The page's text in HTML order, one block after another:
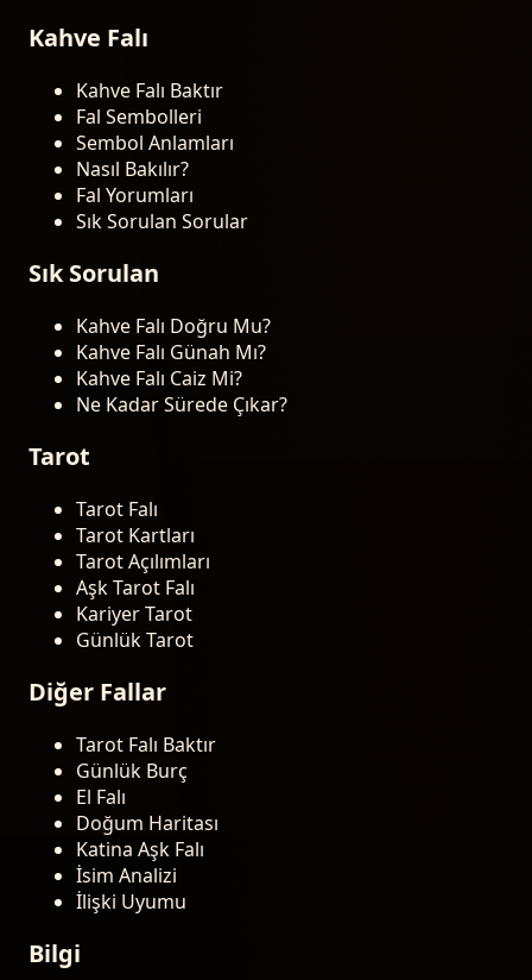
Kahve Falı
Kahve Falı Baktır
Fal Sembolleri
Sembol Anlamları
Nasıl Bakılır?
Fal Yorumları
Sık Sorulan Sorular
Sık Sorulan
Kahve Falı Doğru Mu?
Kahve Falı Günah Mı?
Kahve Falı Caiz Mi?
Ne Kadar Sürede Çıkar?
Tarot
Tarot Falı
Tarot Kartları
Tarot Açılımları
Aşk Tarot Falı
Kariyer Tarot
Günlük Tarot
Diğer Fallar
Tarot Falı Baktır
Günlük Burç
El Falı
Doğum Haritası
Katina Aşk Falı
İsim Analizi
İlişki Uyumu
Bilgi